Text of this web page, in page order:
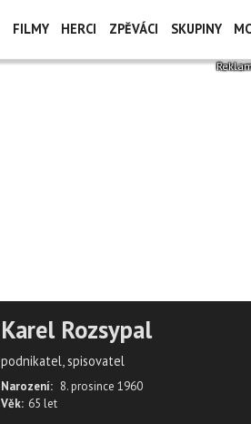
FILMY HERCI ZPĚVÁCI SKUPINY
Karel Rozsypal
podnikatel, spisovatel
Narození: 8. prosince 1960
Věk: 65 let